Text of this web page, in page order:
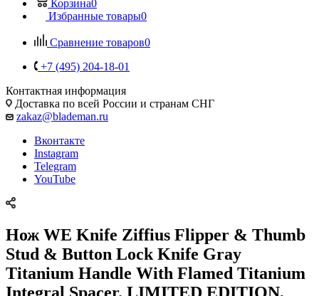
Корзина0
Избранные товары0
Сравнение товаров0
+7 (495) 204-18-01
Контактная информация
Доставка по всей России и странам СНГ
zakaz@blademan.ru
Вконтакте
Instagram
Telegram
YouTube
Нож WE Knife Ziffius Flipper & Thumb
Stud & Button Lock Knife Gray
Titanium Handle With Flamed Titanium